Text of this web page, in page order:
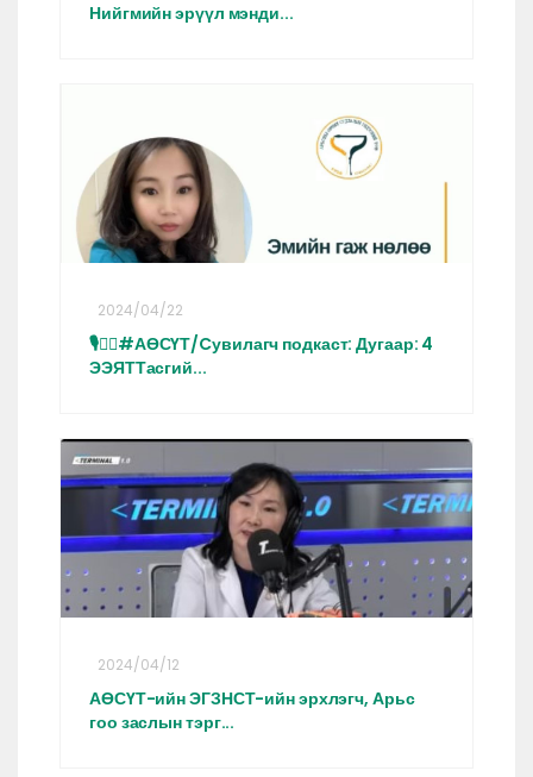
Нийгмийн эрүүл мэнди...
2024/04/22
🎙👩‍⚕️#АӨСҮТ/Cувилагч подкаст: Дугаар: 4
ЭЭЯТТасгий...
2024/04/12
АӨСҮТ-ийн ЭГЗНСТ-ийн эрхлэгч, Арьс
гоо заслын тэрг...